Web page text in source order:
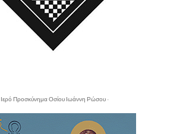
Ιερό Προσκύνημα Οσίου Ιωάννη Ρώσου -